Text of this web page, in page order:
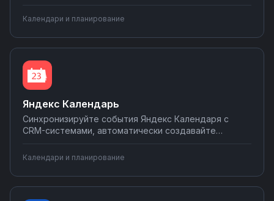
корпоративным календарем. Настраивайте
интеграции без программирования на Nodul — от
простых уведомлений до сложных воронок продаж.
Календари и планирование
Яндекс Календарь
Синхронизируйте события Яндекс Календаря с
CRM-системами, автоматически создавайте
Telegram и WhatsApp. Настраивайте уведомления
команды о важных событиях и дедлайнах через
интеграции Nodul.
Календари и планирование